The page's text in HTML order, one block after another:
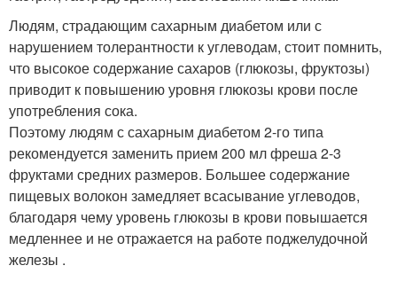
Людям, страдающим сахарным диабетом или с
нарушением толерантности к углеводам, стоит помнить,
что высокое содержание сахаров (глюкозы, фруктозы)
приводит к повышению уровня глюкозы крови после
употребления сока.
Поэтому людям с сахарным диабетом 2-го типа
рекомендуется заменить прием 200 мл фреша 2-3
фруктами средних размеров. Большее содержание
пищевых волокон замедляет всасывание углеводов,
благодаря чему уровень глюкозы в крови повышается
медленнее и не отражается на работе поджелудочной
железы .